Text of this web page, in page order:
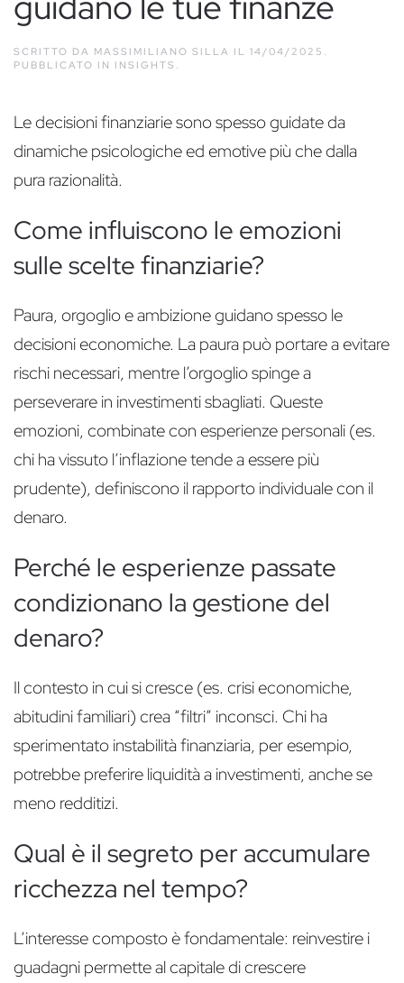
SCRITTO DA MASSIMILIANO SILLA IL 14/04/2025 .
PUBBLICATO IN INSIGHTS .
Le decisioni finanziarie sono spesso guidate da
dinamiche psicologiche ed emotive più che dalla
pura razionalità.
Come influiscono le emozioni
sulle scelte finanziarie?
Paura, orgoglio e ambizione guidano spesso le
decisioni economiche. La paura può portare a evitare
rischi necessari, mentre l’orgoglio spinge a
perseverare in investimenti sbagliati. Queste
emozioni, combinate con esperienze personali (es.
chi ha vissuto l’inflazione tende a essere più
prudente), definiscono il rapporto individuale con il
denaro.
Perché le esperienze passate
condizionano la gestione del
denaro?
Il contesto in cui si cresce (es. crisi economiche,
abitudini familiari) crea “filtri” inconsci. Chi ha
sperimentato instabilità finanziaria, per esempio,
potrebbe preferire liquidità a investimenti, anche se
meno redditizi.
Qual è il segreto per accumulare
ricchezza nel tempo?
L’interesse composto è fondamentale: reinvestire i
guadagni permette al capitale di crescere